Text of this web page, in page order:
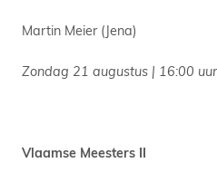
Martin Meier (Jena)
Zondag 21 augustus | 16:00
Vlaamse Meesters II